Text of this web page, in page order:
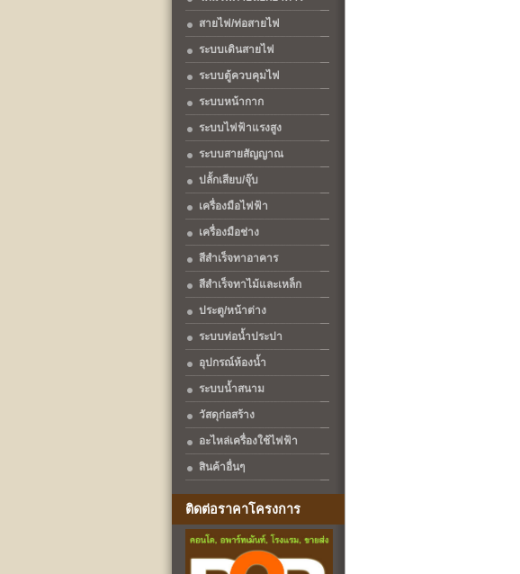
สายไฟ/ท่อสายไฟ
ระบบเดินสายไฟ
ระบบตู้ควบคุมไฟ
ระบบหน้ากาก
ระบบไฟฟ้าแรงสูง
ระบบสายสัญญาณ
ปลั้กเสียบ/จุ๊บ
เครื่องมือไฟฟ้า
เครื่องมือช่าง
สีสำเร็จทาอาคาร
สีสำเร็จทาไม้และเหล็ก
ประตู/หน้าต่าง
ระบบท่อน้ำประปา
อุปกรณ์ห้องน้ำ
ระบบน้ำสนาม
วัสดุก่อสร้าง
อะไหล่เครื่องใช้ไฟฟ้า
สินค้าอื่นๆ
ติดต่อราคาโครงการ